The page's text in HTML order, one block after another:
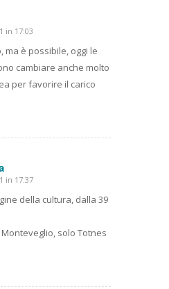
in 17:03
ma è possibile, oggi le
cambiare anche molto
per favorire il carico
in 17:37
della cultura, dalla 39
solo Totnes